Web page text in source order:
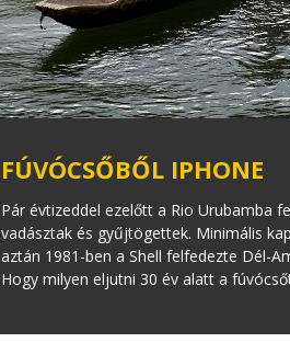
FÚVÓCSŐBŐL IPHONE
Pár évtizeddel ezelőtt a Rio Urubamba
vadásztak és gyűjtögettek. Minimális
aztán 1981-ben a Shell felfedezte Dél-
Hogy milyen eljutni 30 év alatt a